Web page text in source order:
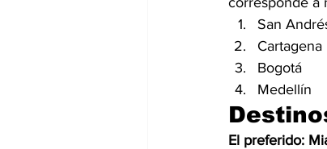
San
Cartagena
Bogotá
Medellín
El preferido: